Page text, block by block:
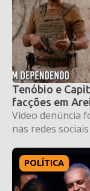
Tenóbio e
facções em
Vídeo denúncia
nas redes
POLÍTICA